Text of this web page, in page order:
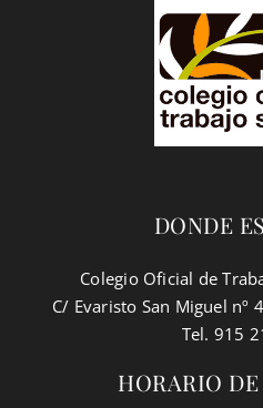
DONDE
Colegio Oficial de
C/ Evaristo San Miguel nº
Tel. 915
HORARIO